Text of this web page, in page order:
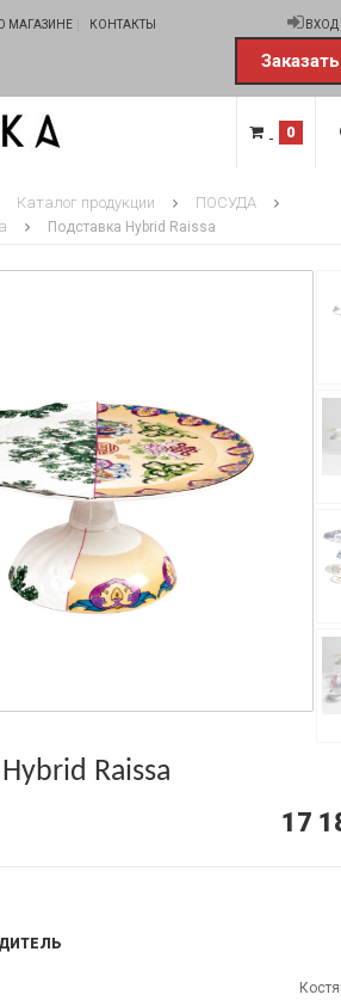
МАГАЗИНЕ КОНТАКТЫ ВХОД
0
Каталог продукции
ПОСУДА
Подставка Hybrid Raissa
Raissa
17